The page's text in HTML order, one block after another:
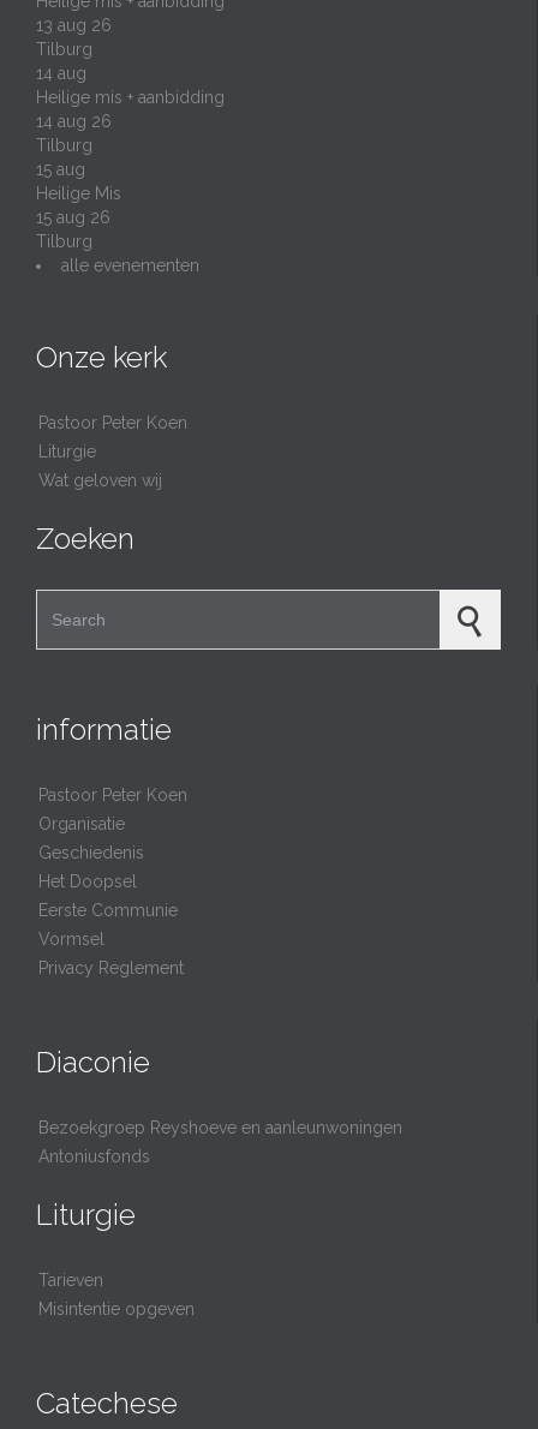
13 aug 26
Tilburg
14 aug
Heilige mis + aanbidding
14 aug 26
Tilburg
15 aug
Heilige Mis
15 aug 26
Tilburg
alle evenementen
Onze kerk
Pastoor Peter Koen
Liturgie
Wat geloven wij
Zoeken
informatie
Pastoor Peter Koen
Organisatie
Geschiedenis
Het Doopsel
Eerste Communie
Vormsel
Privacy Reglement
Diaconie
Bezoekgroep Reyshoeve en aanleunwoningen
Antoniusfonds
Liturgie
Tarieven
Misintentie opgeven
Catechese